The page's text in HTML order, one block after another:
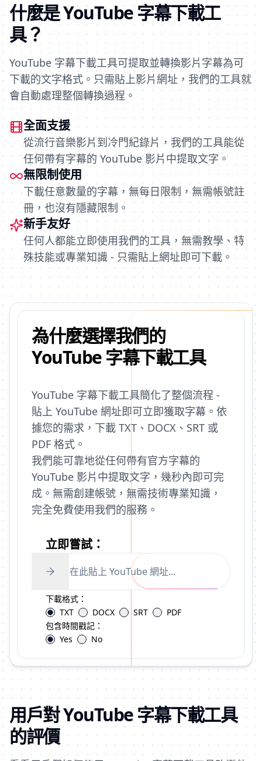
什麼是 YouTube 字幕下載工
具？
YouTube 字幕下載工具可提取並轉換影片字幕為可
下載的文字格式。只需貼上影片網址，我們的工具就
會自動處理整個轉換過程。
全面支援
從流行音樂影片到冷門紀錄片，我們的工具能從
任何帶有字幕的 YouTube 影片中提取文字。
無限制使用
下載任意數量的字幕，無每日限制，無需帳號註
冊，也沒有隱藏限制。
新手友好
任何人都能立即使用我們的工具，無需教學、特
殊技能或專業知識 - 只需貼上網址即可下載。
為什麼選擇我們的
YouTube 字幕下載工具
YouTube 字幕下載工具簡化了整個流程 -
貼上 YouTube 網址即可立即獲取字幕。依
據您的需求，下載 TXT、DOCX、SRT 或
PDF 格式。
我們能可靠地從任何帶有官方字幕的
YouTube 影片中提取文字，幾秒內即可完
成。無需創建帳號，無需技術專業知識，
完全免費使用我們的服務。
立即嘗試：
下載格式：
TXT
DOCX SRT
PDF
包含時間戳記：
Yes
No
用戶對 YouTube 字幕下載工具
的評價